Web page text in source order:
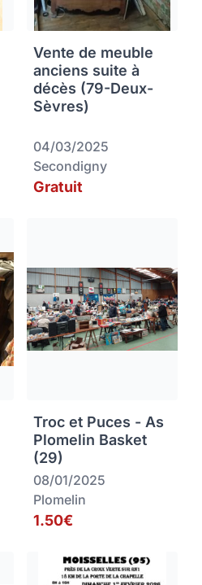
Vente de meuble
anciens suite à
décès (79-Deux-
Sèvres)
04/03/2025
Secondigny
Gratuit
Troc et Puces - As
Plomelin Basket
(29)
08/01/2025
Plomelin
1.50€